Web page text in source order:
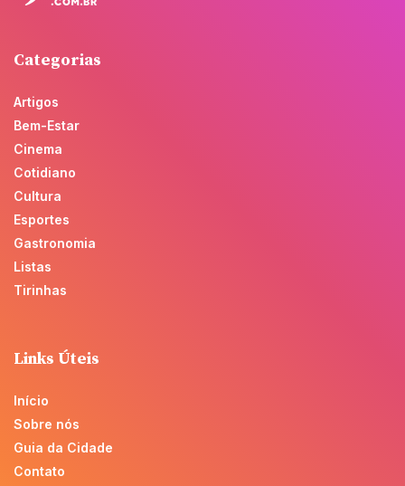
Categorias
Artigos
Bem-Estar
Cinema
Cotidiano
Cultura
Esportes
Gastronomia
Listas
Tirinhas
Links Úteis
Início
Sobre nós
Guia da Cidade
Contato